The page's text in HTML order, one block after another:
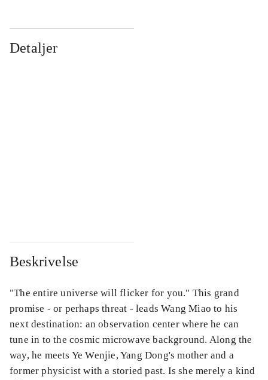
Detaljer
Beskrivelse
"The entire universe will flicker for you." This grand
promise - or perhaps threat - leads Wang Miao to his
next destination: an observation center where he can
tune in to the cosmic microwave background. Along the
way, he meets Ye Wenjie, Yang Dong's mother and a
former physicist with a storied past. Is she merely a kind